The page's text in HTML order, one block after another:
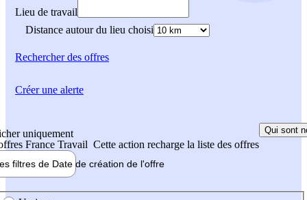
Lieu de travail
Distance autour du lieu choisi
Rechercherdes offres
uniquement
France Travail Cette action recharge la liste des offres
Qui sont
filtres de Date de création de l'offre
Créer une alerte